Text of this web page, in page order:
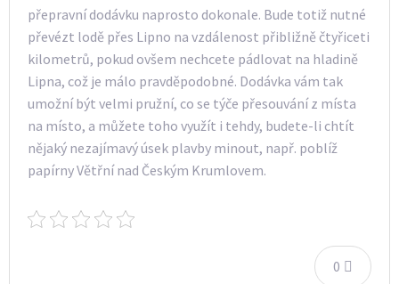
přepravní dodávku naprosto dokonale. Bude totiž nutné
převézt lodě přes Lipno na vzdálenost přibližně čtyřiceti
kilometrů, pokud ovšem nechcete pádlovat na hladině
Lipna, což je málo pravděpodobné. Dodávka vám tak
umožní být velmi pružní, co se týče přesouvání z místa
na místo, a můžete toho využít i tehdy, budete-li chtít
nějaký nezajímavý úsek plavby minout, např. poblíž
papírny Větřní nad Českým Krumlovem.
0